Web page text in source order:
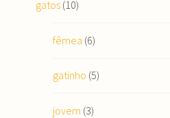
gatos(10)
fêmea (6)
gatinho (5)
jovem (3)